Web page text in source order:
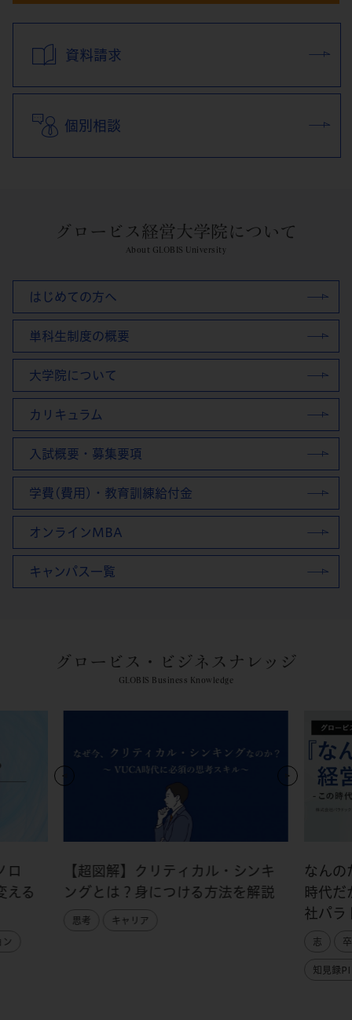
資料請求
個別相談
グロービス経営大学院について
About GLOBIS University
はじめての方へ
単科生制度の概要
大学院について
カリキュラム
入試概要・募集要項
学費(費用)・教育訓練給付金
オンラインMBA
キャンパス一覧
グロービス・ビジネスナレッジ
GLOBIS Business Knowledge
ロ
える
ン
【超図解】クリティカル・シンキ
ングとは？身につける方法を解説
思考 キャリア
なんの
時代だ
社パラ
志
知見録